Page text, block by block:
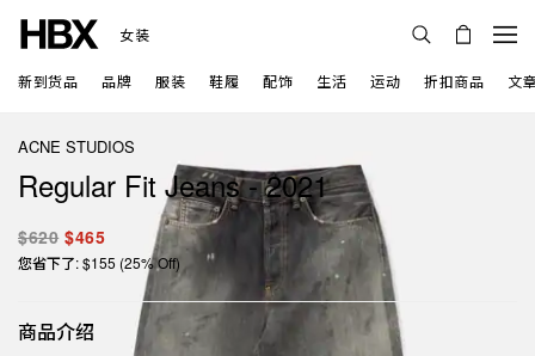
女装
新到货品 品牌 服装 鞋履 配饰 生活 运动 折扣商品 文
ACNE STUDIOS
Regular Fit Jeans - 2021
$620 $465
您省下了: $155 (25% Off)
商品介绍